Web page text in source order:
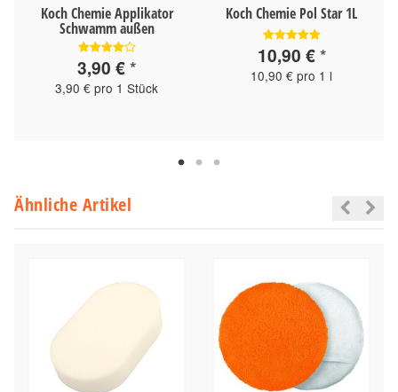
Koch Chemie Applikator
Schwamm außen
3,90 €*
3,90 € pro 1 Stück
Koch Chemie Pol Star 1L
10,90 €*
10,90 € pro 1 l
Ähnliche Artikel